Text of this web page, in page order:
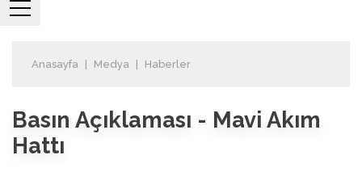
Anasayfa Medya Haberler
Basın Açıklaması - Mavi Akım
Hattı